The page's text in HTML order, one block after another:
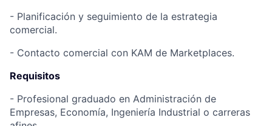
- Planificación y seguimiento de la estrategia
comercial.
- Contacto comercial con KAM de Marketplaces.
Requisitos
- Profesional graduado en Administración de
Empresas, Economía, Ingeniería Industrial o carreras